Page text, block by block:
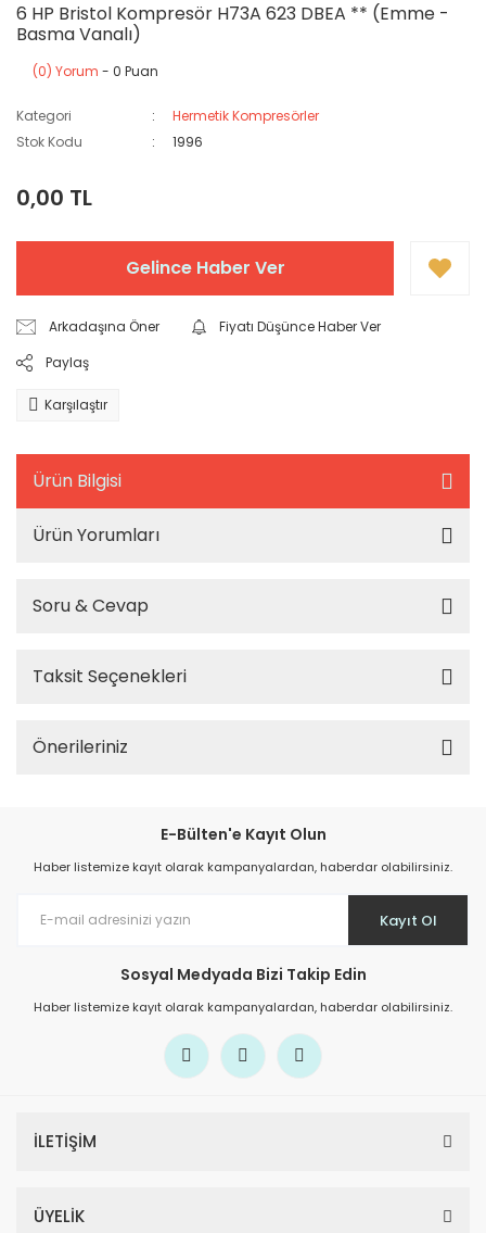
6 HP Bristol Kompresör H73A 623 DBEA ** (Emme -
Basma Vanalı)
(0) Yorum - 0 Puan
Kategori
Hermetik Kompresörler
Stok Kodu
1996
0,00 TL
Gelince Haber Ver
Arkadaşına Öner
Fiyatı Düşünce Haber Ver
Paylaş
Karşılaştır
Ürün Bilgisi
Ürün Yorumları
Soru & Cevap
Taksit Seçenekleri
Önerileriniz
E-Bülten'e Kayıt Olun
Haber listemize kayıt olarak kampanyalardan, haberdar olabilirsiniz.
Kayıt Ol
Sosyal Medyada Bizi Takip Edin
Haber listemize kayıt olarak kampanyalardan, haberdar olabilirsiniz.
İLETİŞİM
ÜYELİK